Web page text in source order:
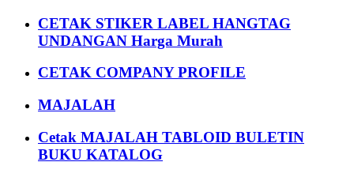
CETAK STIKER LABEL HANGTAG
UNDANGAN Harga Murah
CETAK COMPANY PROFILE
MAJALAH
Cetak MAJALAH TABLOID BULETIN
BUKU KATALOG